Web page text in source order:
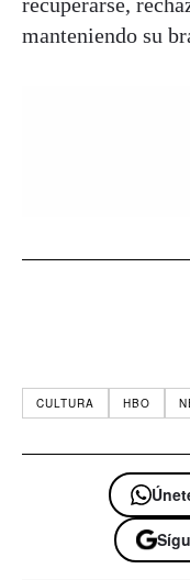
manteniendo su
CULTURA HBO